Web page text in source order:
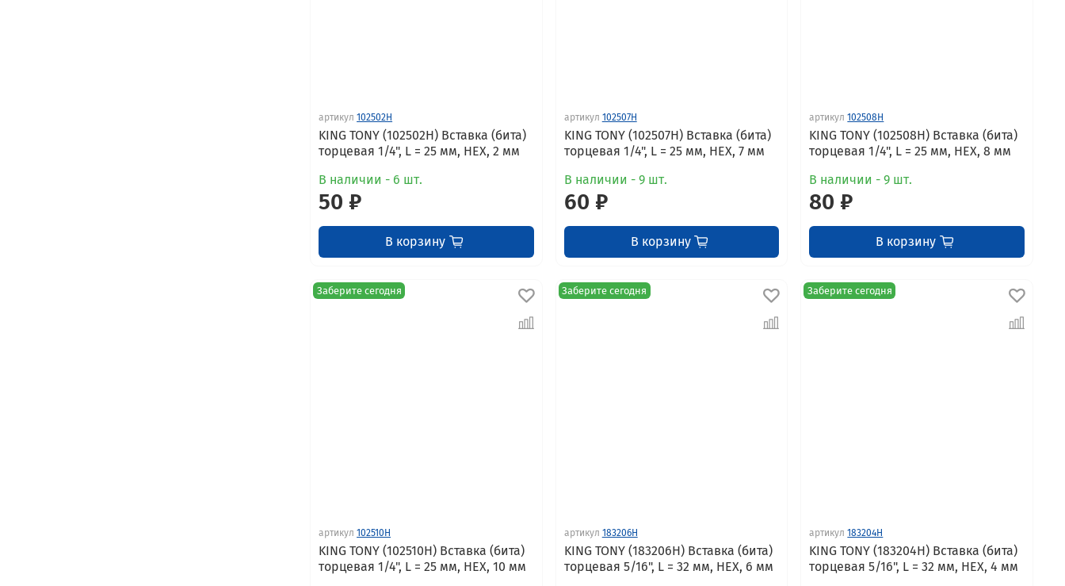
артикул 102502H
KING TONY (102502H) Вставка (бита)
торцевая 1/4", L = 25 мм, HEX, 2 мм
В наличии - 6 шт.
50 ₽
В корзину
артикул 102507H
KING TONY (102507H) Вставка (бита)
торцевая 1/4", L = 25 мм, HEX, 7 мм
В наличии - 9 шт.
60 ₽
В корзину
артикул 102508H
KING TONY (102508H) Вставка (бита)
торцевая 1/4", L = 25 мм, HEX, 8 мм
В наличии - 9 шт.
80 ₽
В корзину
Заберите сегодня
артикул 102510H
KING TONY (102510H) Вставка (бита)
торцевая 1/4", L = 25 мм, HEX, 10 мм
Заберите сегодня
артикул 183206H
KING TONY (183206H) Вставка (бита)
торцевая 5/16", L = 32 мм, HEX, 6 мм
Заберите сегодня
артикул 183204H
KING TONY (183204H) Вставка (бита)
торцевая 5/16", L = 32 мм, HEX, 4 мм